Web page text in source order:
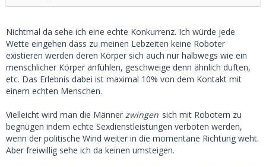
Nichtmal da sehe ich eine echte Konkurrenz. Ich würde jede
Wette eingehen dass zu meinen Lebzeiten keine Roboter
existieren werden deren Körper sich auch nur halbwegs wie ein
menschlicher Körper anfühlen, geschweige denn ähnlich duften,
etc. Das Erlebnis dabei ist maximal 10% von dem Kontakt mit
einem echten Menschen.
Vielleicht wird man die Männer zwingen sich mit Robotern zu
begnügen indem echte Sexdienstleistungen verboten werden,
wenn der politische Wind weiter in die momentane Richtung weht.
Aber freiwillig sehe ich da keinen umsteigen.